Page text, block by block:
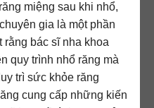
miệng sau khi nhổ,
gia là một phần
rằng bác sĩ nha khoa
quy trình nhổ răng mà
trì sức khỏe răng
cung cấp những kiến